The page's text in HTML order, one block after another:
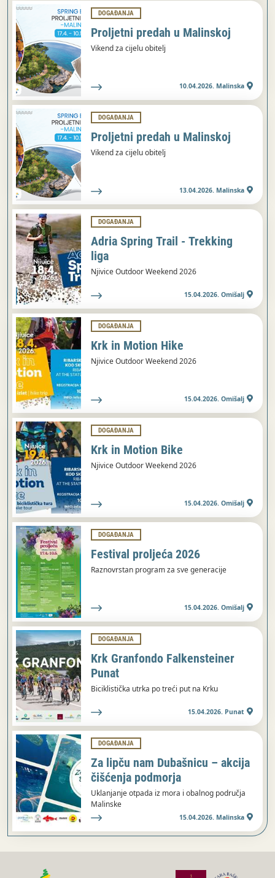
DOGAĐANJA
Proljetni predah u Malinskoj
Vikend za cijelu obitelj
10.04.2026. Malinska
DOGAĐANJA
Proljetni predah u Malinskoj
Vikend za cijelu obitelj
13.04.2026. Malinska
DOGAĐANJA
Adria Spring Trail - Trekking
liga
Njivice Outdoor Weekend 2026
15.04.2026. Omišalj
DOGAĐANJA
Krk in Motion Hike
Njivice Outdoor Weekend 2026
15.04.2026. Omišalj
DOGAĐANJA
Krk in Motion Bike
Njivice Outdoor Weekend 2026
15.04.2026. Omišalj
DOGAĐANJA
Festival proljeća 2026
Raznovrstan program za sve generacije
15.04.2026. Omišalj
DOGAĐANJA
Krk Granfondo Falkensteiner
Punat
Biciklistička utrka po treći put na Krku
15.04.2026. Punat
DOGAĐANJA
Za lipču nam Dubašnicu – akcija
čišćenja podmorja
Uklanjanje otpada iz mora i obalnog područja
Malinske
15.04.2026. Malinska